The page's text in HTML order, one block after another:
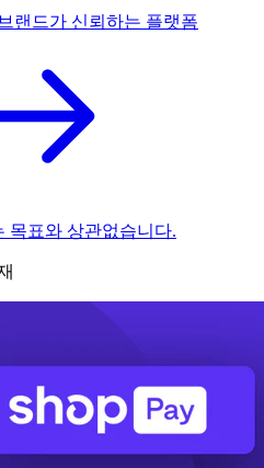
랜드가 신뢰하는 플랫폼
목표와 상관없습니다.